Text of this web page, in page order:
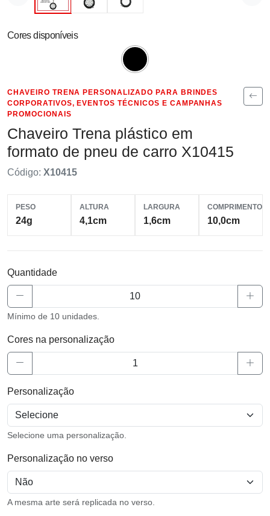
Cores disponíveis
CHAVEIRO TRENA PERSONALIZADO PARA BRINDES
CORPORATIVOS, EVENTOS TÉCNICOS E CAMPANHAS
PROMOCIONAIS
Chaveiro Trena plástico em
formato de pneu de carro X10415
Código: X10415
PESO
24g
ALTURA
4,1cm
LARGURA
1,6cm
COMPRIMENTO
10,0cm
Quantidade
Mínimo de 10 unidades.
Cores na personalização
Personalização
Selecione uma personalização.
Personalização no verso
A mesma arte será replicada no verso.